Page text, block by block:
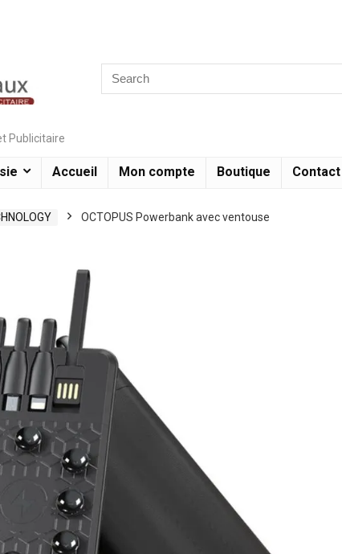
Publicitaire
Accueil Mon compte Boutique Contact
OCTOPUS Powerbank avec ventouse